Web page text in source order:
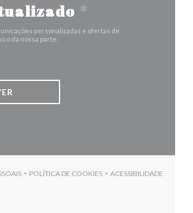
*
personalizadas e ofertas de
da nossa parte.
JANELA))
POLÍTICA DE COOKIES
((ABRE NUMA NOVA JANELA))
ACESSIBILIDADE
((ABRE NUMA